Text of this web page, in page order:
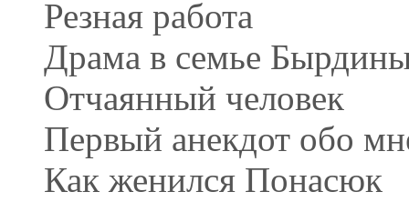
Резная работа
Драма в семье
Отчаянный человек
Первый анекдот обо
Как женился Понасюк